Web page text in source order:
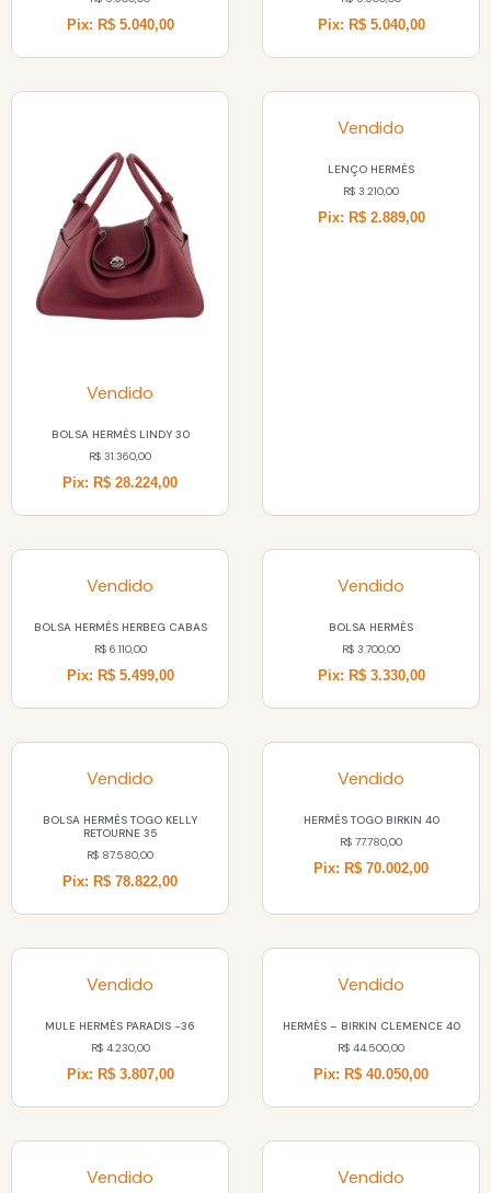
Pix: R$ 5.040,00 Pix: R$ 5.040,00
Vendido
BOLSA HERMÈS LINDY 30
R$ 31.360,00
Pix: R$ 28.224,00
Vendido
LENÇO HERMÈS
R$ 3.210,00
Pix: R$ 2.889,00
Vendido
BOLSA HERMÉS HERBEG CABAS
R$6.110,00
Pix: R$ 5.499,00
Vendido
BOLSA HERMÈS
R$ 3.700,00
Pix: R$ 3.330,00
Vendido
BOLSA HERMÈS TOGO KELLY
RETOURNE 35
R$ 87.580,00
Pix: R$ 78.822,00
Vendido
HERMÈS TOGO BIRKIN 40
R$ 77.780,00
Pix: R$ 70.002,00
Vendido
MULE HERMÈS PARADIS -36
R$4.230,00
Pix: R$ 3.807,00
Vendido
HERMÈS – BIRKIN CLEMENCE 40
R$ 44.500,00
Pix: R$ 40.050,00
Vendido Vendido